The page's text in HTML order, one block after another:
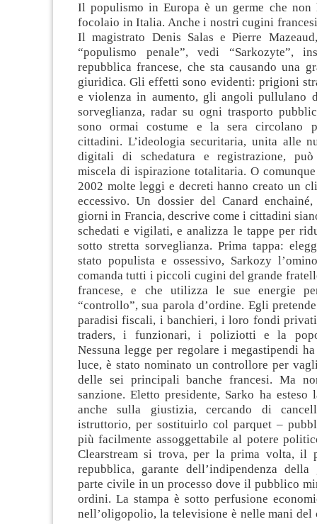
Il populismo in Europa è un germe che
focolaio in Italia. Anche i nostri cugini
Il magistrato Denis Salas e Pierre
“populismo penale”, vedi “Sarkozyte”,
repubblica francese, che sta causando una
giuridica. Gli effetti sono evidenti: prigioni
e violenza in aumento, gli angoli pullulano
sorveglianza, radar su ogni trasporto
sono ormai costume e la sera circolano
cittadini. L’ideologia securitaria, unita alle
digitali di schedatura e registrazione,
miscela di ispirazione totalitaria. O
2002 molte leggi e decreti hanno creato un
eccessivo. Un dossier del Canard
giorni in Francia, descrive come i cittadini
schedati e vigilati, e analizza le tappe per
sotto stretta sorveglianza. Prima tappa:
stato populista e ossessivo, Sarkozy
comanda tutti i piccoli cugini del grande
francese, e che utilizza le sue energie
“controllo”, sua parola d’ordine. Egli
paradisi fiscali, i banchieri, i loro fondi
traders, i funzionari, i poliziotti e la
Nessuna legge per regolare i megastipendi
luce, è stato nominato un controllore per
delle sei principali banche francesi. Ma
sanzione. Eletto presidente, Sarko ha esteso
anche sulla giustizia, cercando di
istruttorio, per sostituirlo col parquet –
più facilmente assoggettabile al potere
Clearstream si trova, per la prima volta, il
repubblica, garante dell’indipendenza della
parte civile in un processo dove il pubblico
ordini. La stampa è sotto perfusione
nell’oligopolio, la televisione è nelle mani del